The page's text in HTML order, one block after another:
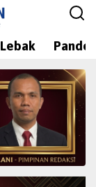
Lebak